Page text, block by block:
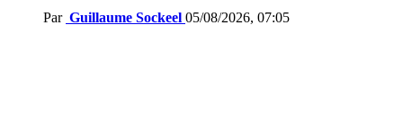
Par Guillaume Sockeel 05/08/2026, 07:05